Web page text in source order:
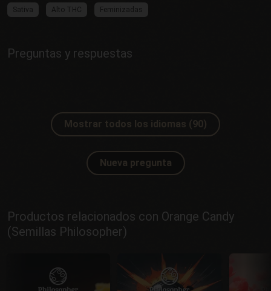
Sativa Alto THC Feminizadas
Preguntas y respuestas
Mostrar todos los idiomas (90)
Nueva pregunta
Productos relacionados con Orange Candy
(Semillas Philosopher)